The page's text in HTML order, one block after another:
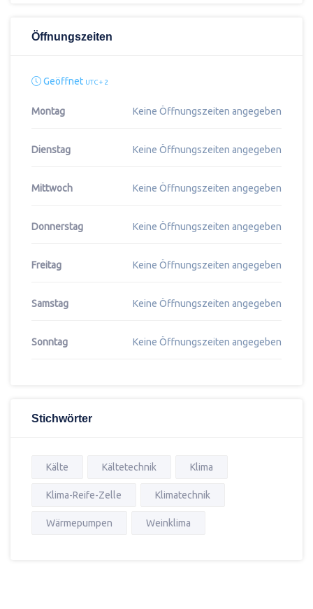
Öffnungszeiten
Geöffnet UTC + 2
Montag Keine Öffnungszeiten angegeben
Dienstag Keine Öffnungszeiten angegeben
Mittwoch Keine Öffnungszeiten angegeben
Donnerstag Keine Öffnungszeiten angegeben
Freitag Keine Öffnungszeiten angegeben
Samstag Keine Öffnungszeiten angegeben
Sonntag Keine Öffnungszeiten angegeben
Stichwörter
Kälte Kältetechnik Klima
Klima-Reife-Zelle Klimatechnik
Wärmepumpen Weinklima